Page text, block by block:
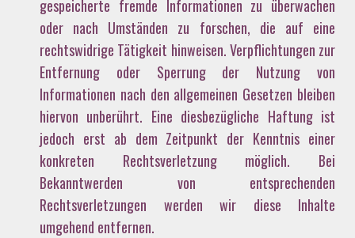
gespeicherte fremde Informationen zu überwachen
oder nach Umständen zu forschen, die auf eine
rechtswidrige Tätigkeit hinweisen. Verpflichtungen zur
Entfernung oder Sperrung der Nutzung von
Informationen nach den allgemeinen Gesetzen bleiben
hiervon unberührt. Eine diesbezügliche Haftung ist
jedoch erst ab dem Zeitpunkt der Kenntnis einer
konkreten Rechtsverletzung möglich. Bei
Bekanntwerden von entsprechenden
Rechtsverletzungen werden wir diese Inhalte
umgehend entfernen.